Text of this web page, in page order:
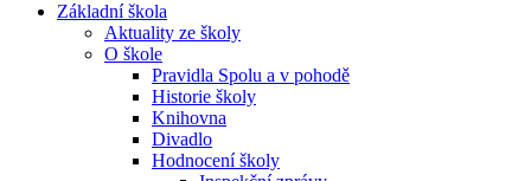
Základní škola
Aktuality ze školy
O škole
Pravidla Spolu a v pohodě
Historie školy
Knihovna
Divadlo
Hodnocení školy